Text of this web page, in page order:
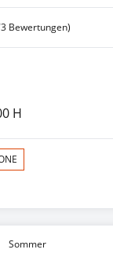
Bewertungen)
H
Sommer